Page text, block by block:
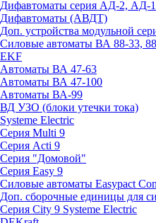
Дифавтоматы серия АД-2,
Дифавтоматы (АВДТ)
Доп. устройства модульной
Силовые автоматы ВА 88-33,
EKF
Автоматы ВА 47-63
Автоматы ВА 47-100
Автоматы ВА-99
ВД УЗО (блоки утечки тока)
Systeme Electric
Серия Multi 9
Серия Acti 9
Серия "Домовой"
Серия Easy 9
Силовые автоматы Easypact
Доп. сборочные единицы для
Серия City 9 Systeme Electric